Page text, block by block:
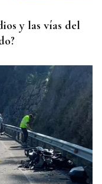
y las vías del